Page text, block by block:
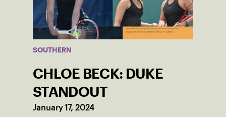
SOUTHERN
CHLOE BECK: DUKE
STANDOUT
January 17, 2024